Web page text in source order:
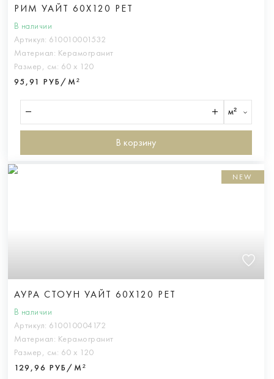
РИМ УАЙТ 60X120 РЕТ
В наличии
Артикул: 610010001532
Материал: Керамогранит
Размер, см: 60 х 120
95,91 РУБ/М²
м²
В корзину
NEW
АУРА СТОУН УАЙТ 60X120 РЕТ
В наличии
Артикул: 610010004172
Материал: Керамогранит
Размер, см: 60 х 120
129,96 РУБ/М²